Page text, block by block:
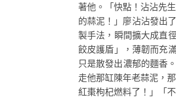
著他。「快點！沾沾先
的蒜泥！」廖沾沾發出
製手法，瞬間擴大成直
餃皮護盾」，薄韌而充
只是散發出濃郁的麵香
走他那缸陳年老蒜泥，
紅棗枸杞燃料了！」「